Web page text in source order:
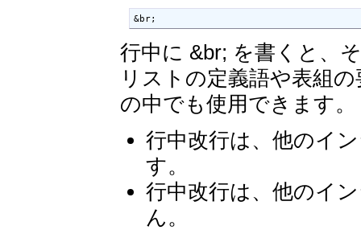
&br;
行中に &br; を書くと、
リストの定義語や表組
の中でも使用できます。
行中改行は、他のイ
す。
行中改行は、他のイ
ん。